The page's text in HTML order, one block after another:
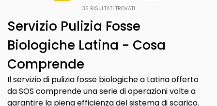
35 RISULTATI TROVATI
Servizio Pulizia Fosse
Biologiche Latina - Cosa
Comprende
Il servizio di pulizia fosse biologiche a Latina offerto
da SOS comprende una serie di operazioni volte a
garantire la piena efficienza del sistema di scarico.